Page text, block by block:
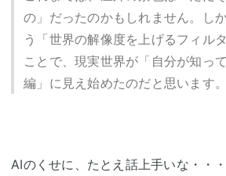
の」だったのかもしれません。し
う「世界の解像度を上げるフィル
ことで、現実世界が「自分が知っ
編」に見え始めたのだと思います。
AIのくせに、たとえ話上手いな・・・